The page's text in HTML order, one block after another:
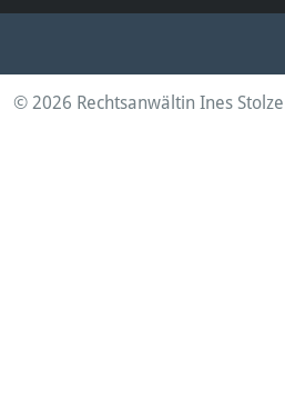
© 2026 Rechtsanwältin Ines Stolze